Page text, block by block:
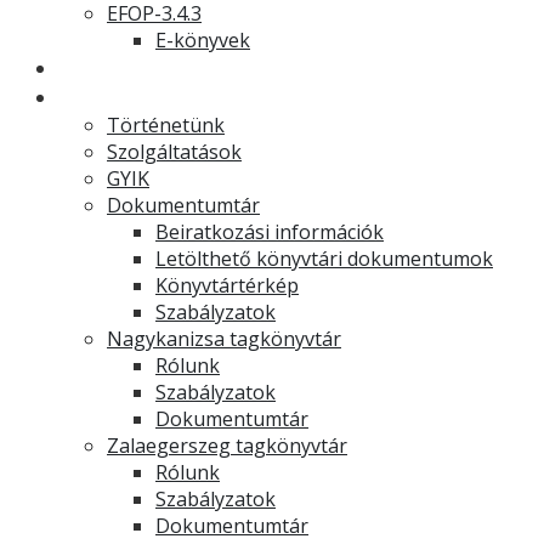
EFOP-3.4.3
E-könyvek
Történetünk
Szolgáltatások
GYIK
Dokumentumtár
Beiratkozási információk
Letölthető könyvtári dokumentumok
Könyvtártérkép
Szabályzatok
Nagykanizsa tagkönyvtár
Rólunk
Szabályzatok
Dokumentumtár
Zalaegerszeg tagkönyvtár
Rólunk
Szabályzatok
Dokumentumtár